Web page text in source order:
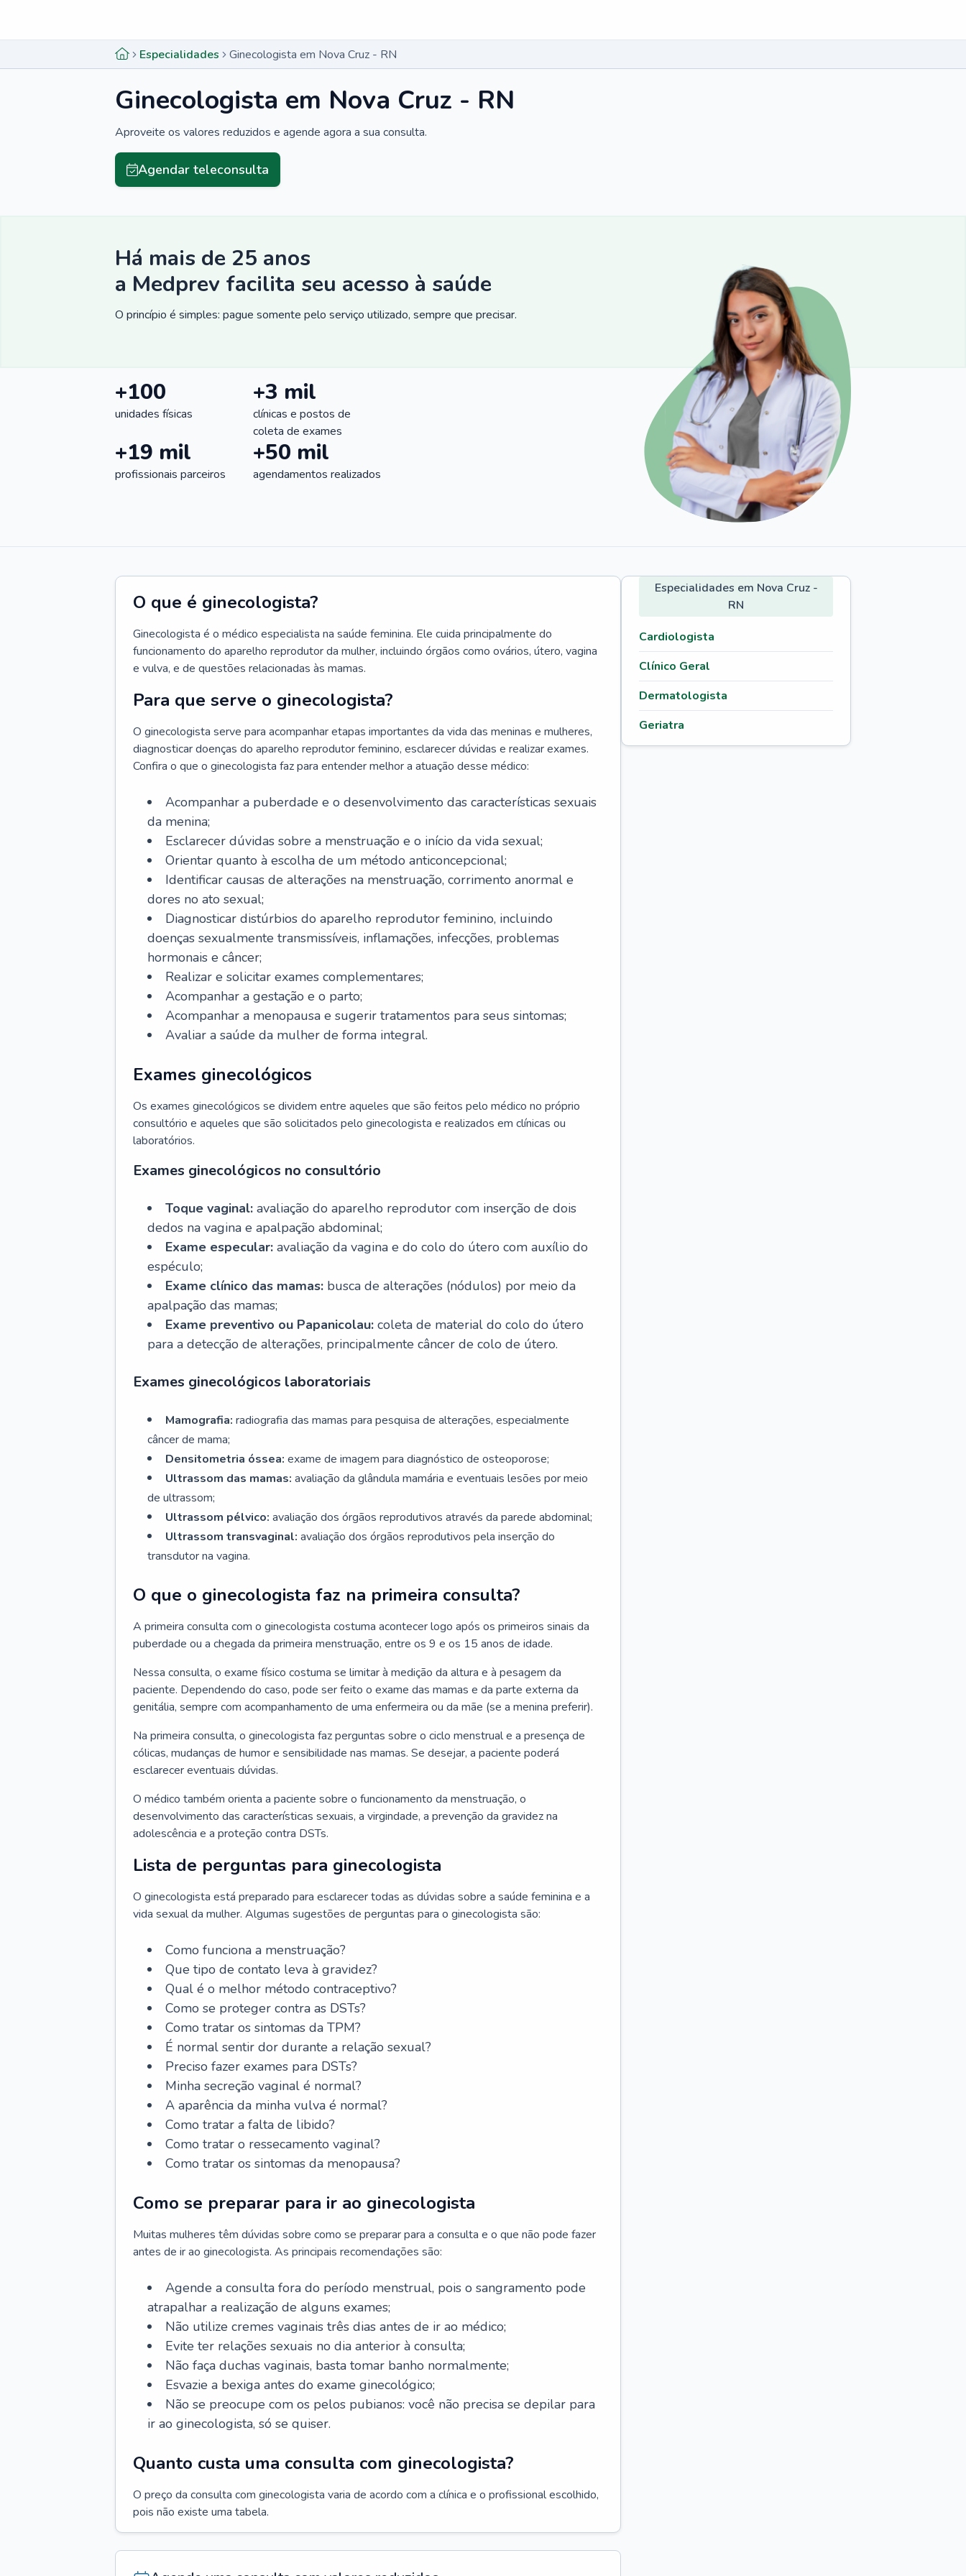
Especialidades Ginecologista em Nova Cruz - RN
Ginecologista em Nova Cruz - RN
Aproveite os valores reduzidos e agende agora a sua consulta.
Agendar teleconsulta
Há mais de 25 anos
a Medprev facilita seu acesso à saúde
O princípio é simples: pague somente pelo serviço utilizado, sempre que precisar.
+100
unidades físicas
+3 mil
clínicas e postos de
coleta de exames
+19 mil
profissionais parceiros
+50 mil
agendamentos realizados
O que é ginecologista?
Ginecologista é o médico especialista na saúde feminina. Ele cuida principalmente do
funcionamento do aparelho reprodutor da mulher, incluindo órgãos como ovários, útero, vagina
e vulva, e de questões relacionadas às mamas.
Para que serve o ginecologista?
O ginecologista serve para acompanhar etapas importantes da vida das meninas e mulheres,
diagnosticar doenças do aparelho reprodutor feminino, esclarecer dúvidas e realizar exames.
Confira o que o ginecologista faz para entender melhor a atuação desse médico:
Acompanhar a puberdade e o desenvolvimento das características sexuais
da menina;
Esclarecer dúvidas sobre a menstruação e o início da vida sexual;
Orientar quanto à escolha de um método anticoncepcional;
Identificar causas de alterações na menstruação, corrimento anormal e
dores no ato sexual;
Diagnosticar distúrbios do aparelho reprodutor feminino, incluindo
doenças sexualmente transmissíveis, inflamações, infecções, problemas
hormonais e câncer;
Realizar e solicitar exames complementares;
Acompanhar a gestação e o parto;
Acompanhar a menopausa e sugerir tratamentos para seus sintomas;
Avaliar a saúde da mulher de forma integral.
Exames ginecológicos
Os exames ginecológicos se dividem entre aqueles que são feitos pelo médico no próprio
consultório e aqueles que são solicitados pelo ginecologista e realizados em clínicas ou
laboratórios.
Exames ginecológicos no consultório
Toque vaginal: avaliação do aparelho reprodutor com inserção de dois
dedos na vagina e apalpação abdominal;
Exame especular: avaliação da vagina e do colo do útero com auxílio do
espéculo;
Exame clínico das mamas: busca de alterações (nódulos) por meio da
apalpação das mamas;
Exame preventivo ou Papanicolau: coleta de material do colo do útero
para a detecção de alterações, principalmente câncer de colo de útero.
Exames ginecológicos laboratoriais
Mamografia: radiografia das mamas para pesquisa de alterações, especialmente
câncer de mama;
Densitometria óssea: exame de imagem para diagnóstico de osteoporose;
Ultrassom das mamas: avaliação da glândula mamária e eventuais lesões por meio
de ultrassom;
Ultrassom pélvico: avaliação dos órgãos reprodutivos através da parede abdominal;
Ultrassom transvaginal: avaliação dos órgãos reprodutivos pela inserção do
transdutor na vagina.
O que o ginecologista faz na primeira consulta?
A primeira consulta com o ginecologista costuma acontecer logo após os primeiros sinais da
puberdade ou a chegada da primeira menstruação, entre os 9 e os 15 anos de idade.
Nessa consulta, o exame físico costuma se limitar à medição da altura e à pesagem da
paciente. Dependendo do caso, pode ser feito o exame das mamas e da parte externa da
genitália, sempre com acompanhamento de uma enfermeira ou da mãe (se a menina preferir).
Na primeira consulta, o ginecologista faz perguntas sobre o ciclo menstrual e a presença de
cólicas, mudanças de humor e sensibilidade nas mamas. Se desejar, a paciente poderá
esclarecer eventuais dúvidas.
O médico também orienta a paciente sobre o funcionamento da menstruação, o
desenvolvimento das características sexuais, a virgindade, a prevenção da gravidez na
adolescência e a proteção contra DSTs.
Lista de perguntas para ginecologista
O ginecologista está preparado para esclarecer todas as dúvidas sobre a saúde feminina e a
vida sexual da mulher. Algumas sugestões de perguntas para o ginecologista são:
Como funciona a menstruação?
Que tipo de contato leva à gravidez?
Qual é o melhor método contraceptivo?
Como se proteger contra as DSTs?
Como tratar os sintomas da TPM?
É normal sentir dor durante a relação sexual?
Preciso fazer exames para DSTs?
Minha secreção vaginal é normal?
A aparência da minha vulva é normal?
Como tratar a falta de libido?
Como tratar o ressecamento vaginal?
Como tratar os sintomas da menopausa?
Como se preparar para ir ao ginecologista
Muitas mulheres têm dúvidas sobre como se preparar para a consulta e o que não pode fazer
antes de ir ao ginecologista. As principais recomendações são:
Agende a consulta fora do período menstrual, pois o sangramento pode
atrapalhar a realização de alguns exames;
Não utilize cremes vaginais três dias antes de ir ao médico;
Evite ter relações sexuais no dia anterior à consulta;
Não faça duchas vaginais, basta tomar banho normalmente;
Esvazie a bexiga antes do exame ginecológico;
Não se preocupe com os pelos pubianos: você não precisa se depilar para
ir ao ginecologista, só se quiser.
Quanto custa uma consulta com ginecologista?
O preço da consulta com ginecologista varia de acordo com a clínica e o profissional escolhido,
pois não existe uma tabela.
Especialidades em Nova Cruz -
RN
Cardiologista
Clínico Geral
Dermatologista
Geriatra